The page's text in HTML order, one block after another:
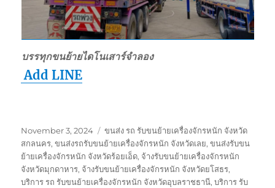
บรรทุกขนย้ายไดโนเสาร์จำลอง
Add LINE
Posted
on
November 3, 2024 Tags
ขนส่ง รถ รับขนย้ายเครื่องจักรหนัก จังหวัด
สกลนคร,ขนส่งรถรับขนย้ายเครื่องจักรหนัก จังหวัดเลย,ขนส่งรับขน
ย้ายเครื่องจักรหนัก จังหวัดร้อยเอ็ด, จ้างรับขนย้ายเครื่องจักรหนัก
จังหวัดมุกดาหาร, จ้างรับขนย้ายเครื่องจักรหนัก จังหวัดยโสธร,
บริการ รถ รับขนย้ายเครื่องจักรหนัก จังหวัดอุบลราชธานี,บริการ รับ